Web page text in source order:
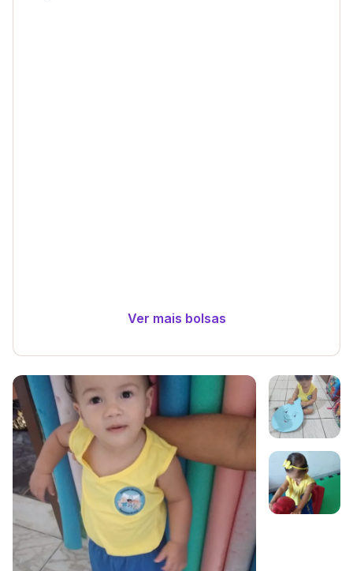
Ver mais bolsas
Galeria de imagem
Imagem 1